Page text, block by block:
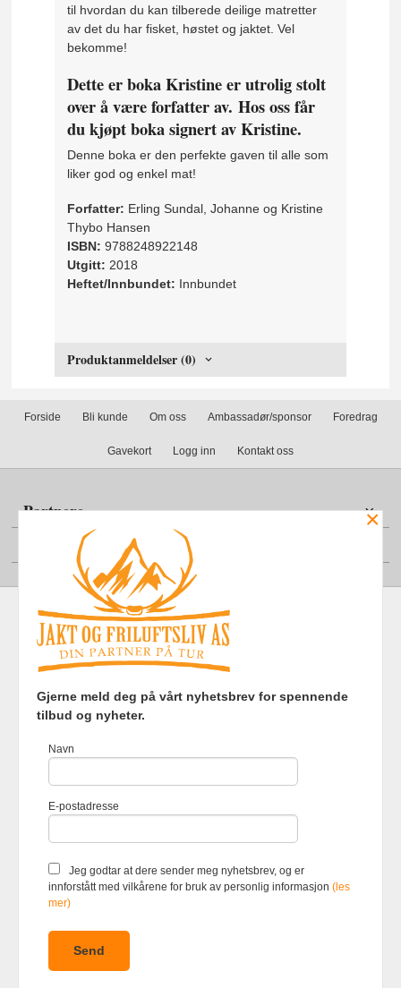
til hvordan du kan tilberede deilige matretter
av det du har fisket, høstet og jaktet. Vel
bekomme!
Dette er boka Kristine er utrolig stolt
over å være forfatter av.Hos oss får
du kjøpt boka signert av Kristine.
Denne boka er den perfekte gaven til alle som
liker god og enkel mat!
Forfatter: Erling Sundal, Johanne og Kristine
Thybo Hansen
ISBN: 9788248922148
Utgitt: 2018
Heftet/Innbundet: Innbundet
Produktanmeldelser (0)
Forside Bli kunde Om oss Ambassadør/sponsor Foredrag
Gavekort Logg inn Kontakt oss
Partnere
Din konto
Frakt Kjøpsbetingelser Sikkerhet og personvern
Nyhetsbrev
Foretaksregisteret 920903363
du får en bedre kjøpsopplevelse og
bruker cookies hovedsaklig til å
hva du har puttet i handlekurven
din. Fortsett å bruke siden som
mer
×
Gjerne meld deg på vårt nyhetsbrev for spennende
tilbud og nyheter.
Navn
E-postadresse
Jeg godtar at dere sender meg nyhetsbrev, og er
innforstått med vilkårene for bruk av personlig informasjon(les
mer)